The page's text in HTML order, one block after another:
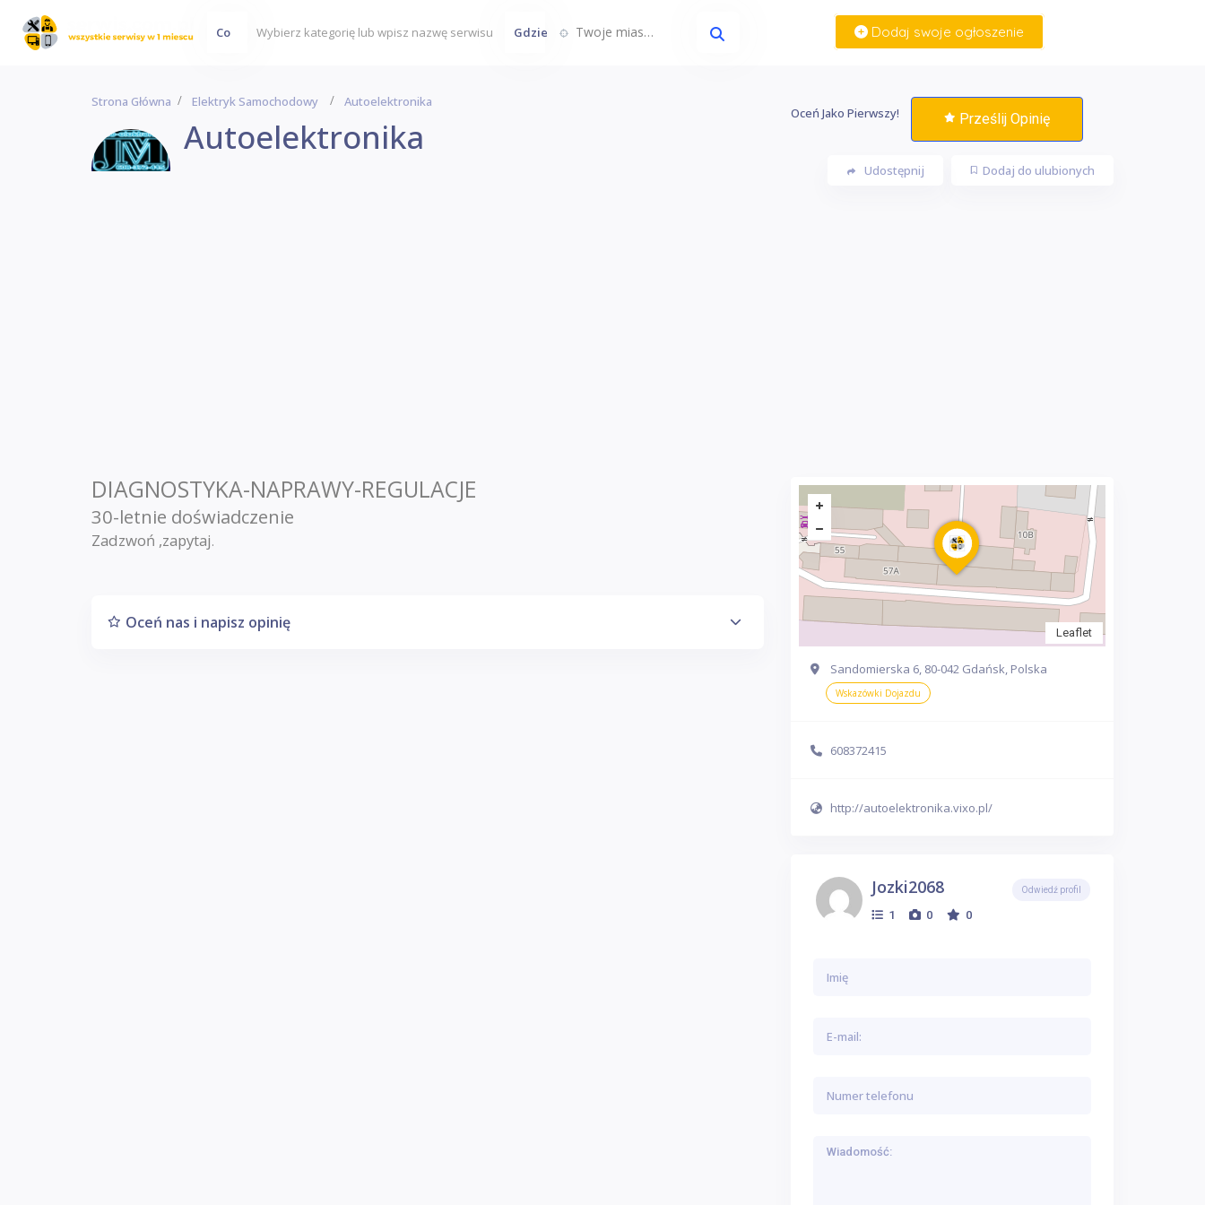
Co Gdzie Twoje miasto... Dodaj swoje ogłoszenie
Strona Główna Elektryk Samochodowy Autoelektronika
Autoelektronika
Oceń Jako Pierwszy! Prześlij Opinię
Dodaj do ulubionych
Udostępnij
DIAGNOSTYKA-NAPRAWY-REGULACJE
30-letnie doświadczenie
Zadzwoń ,zapytaj.
Oceń nas i napisz opinię
Leaflet
Sandomierska 6, 80-042 Gdańsk, Polska
Wskazówki Dojazdu
608372415
http://autoelektronika.vixo.pl/
Jozki2068
1 0 0
Odwiedź profil